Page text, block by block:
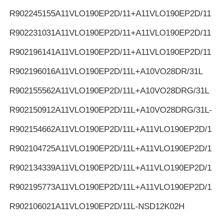
R902245155A11VLO190EP2D/11+A11VLO190EP2D/11
R902231031A11VLO190EP2D/11+A11VLO190EP2D/11
R902196141A11VLO190EP2D/11+A11VLO190EP2D/11
R902196016A11VLO190EP2D/11L+A10VO28DR/31L
R902155562A11VLO190EP2D/11L+A10VO28DRG/31L
R902150912A11VLO190EP2D/11L+A10VO28DRG/31L-K
R902154662A11VLO190EP2D/11L+A11VLO190EP2D/11L
R902104725A11VLO190EP2D/11L+A11VLO190EP2D/11L
R902134339A11VLO190EP2D/11L+A11VLO190EP2D/11L
R902195773A11VLO190EP2D/11L+A11VLO190EP2D/11L
R902106021A11VLO190EP2D/11L-NSD12K02H